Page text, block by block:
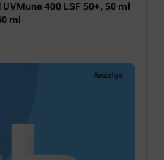
400 LSF 50+, 50 ml
ml